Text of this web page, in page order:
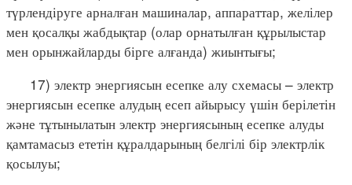
түрлендіруге арналған машиналар, аппараттар, желілер
мен қосалқы жабдықтар (олар орнатылған құрылыстар
мен орынжайларды бірге алғанда) жиынтығы;
17) электр энергиясын есепке алу схемасы – электр
энергиясын есепке алудың есеп айырысу үшін берілетін
және тұтынылатын электр энергиясының есепке алуды
қамтамасыз ететін құралдарының белгілі бір электрлік
қосылуы;